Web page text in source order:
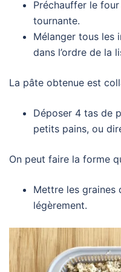
Préchauffer le
tournante.
Mélanger tous les
dans l’ordre de la
La pâte obtenue est
Déposer 4 tas de
petits pains, ou
On peut faire la forme
Mettre les graines
légèrement.